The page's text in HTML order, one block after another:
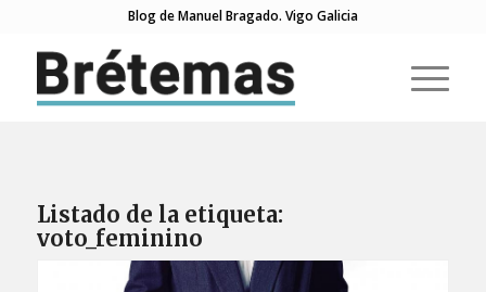
Blog de Manuel Bragado. Vigo Galicia
Listado de la etiqueta:
voto_feminino